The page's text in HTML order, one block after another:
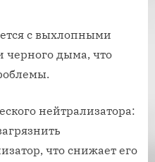
с выхлопными
черного дыма, что
нейтрализатора:
что снижает его